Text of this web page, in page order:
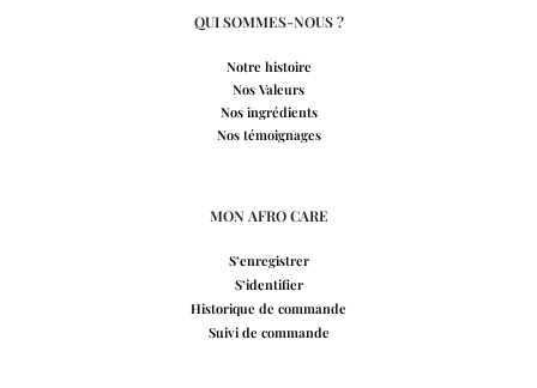
MON AFRO CARE
S’enregistrer
S’identifier
Historique de commande
Suivi de commande
QUI SOMMES-NOUS ?
Notre histoire
Nos Valeurs
Nos ingrédients
Nos témoignages